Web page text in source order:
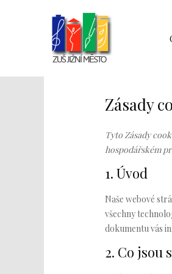
Zásady
Tyto Zásady
hospodářském
1. Úvod
Naše webové
všechny
dokumentu vás
2. Co jsou